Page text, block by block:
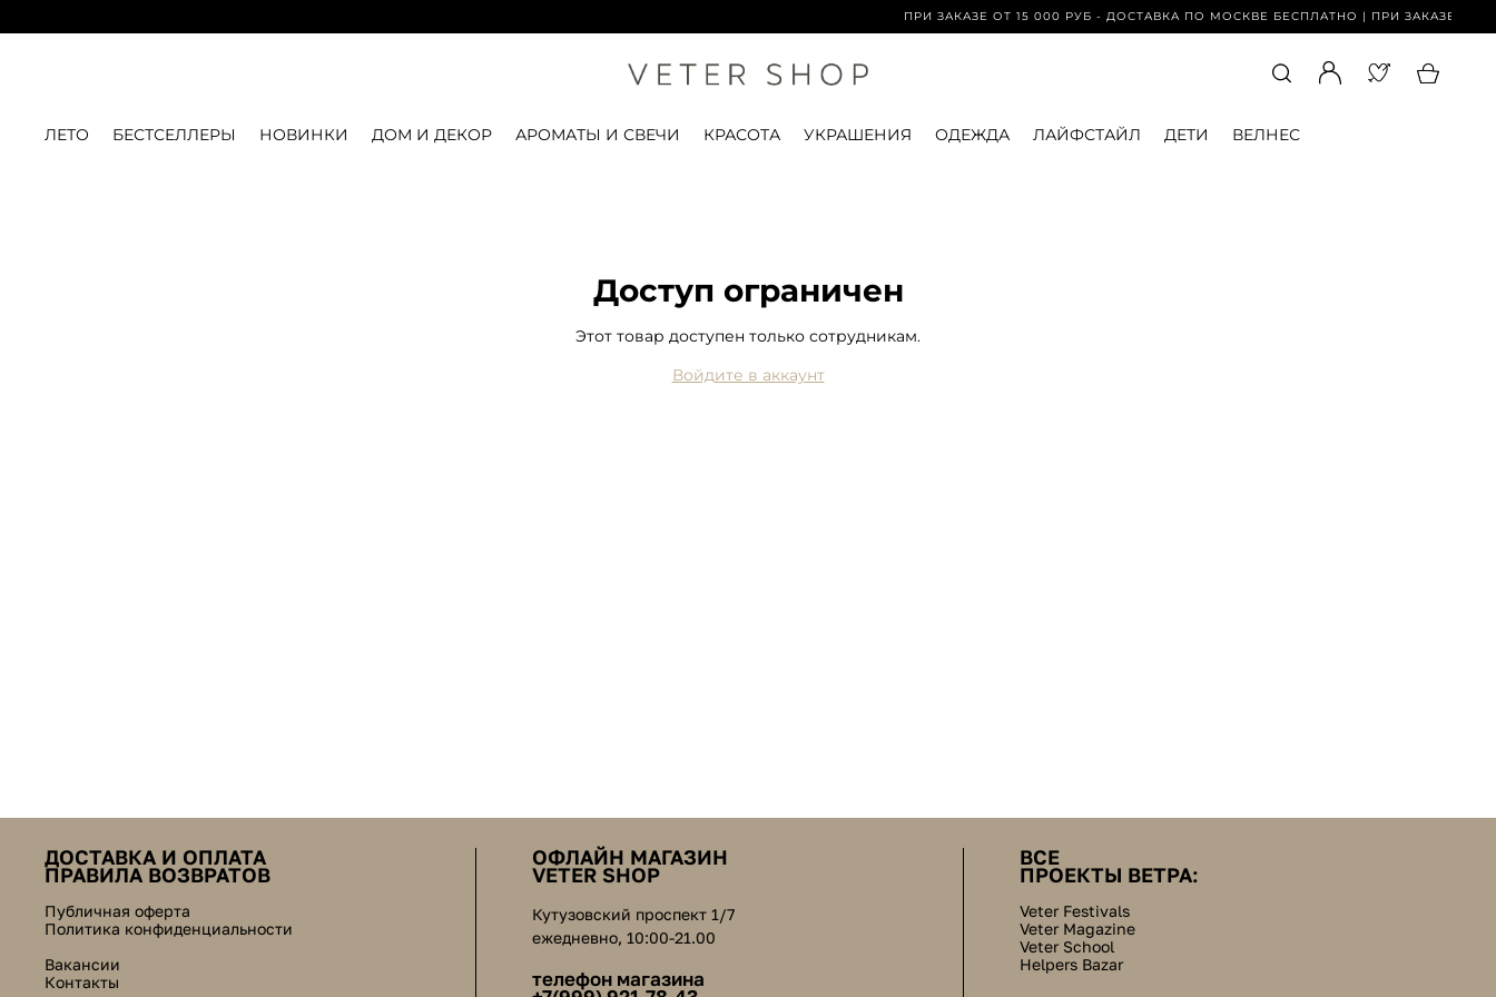
ПРИ ЗАКАЗЕ ОТ 15 000 РУБ - ДОСТАВКА ПО МОСКВЕ БЕСПЛАТНО | ПРИ ЗАКАЗЕ ОТ
ЛЕТО БЕСТСЕЛЛЕРЫ НОВИНКИ ДОМ И ДЕКОР АРОМАТЫ И СВЕЧИ КРАСОТА УКРАШЕНИЯ ОДЕЖДА ЛАЙФСТАЙЛ ДЕТИ ВЕЛНЕС
Доступ ограничен
Этот товар доступен только сотрудникам.
Войдите в аккаунт
ДОСТАВКА И ОПЛАТА
ПРАВИЛА ВОЗВРАТОВ
Публичная оферта
Политика конфиденциальности
Вакансии
Контакты
ОФЛАЙН МАГАЗИН
VETER SHOP
Кутузовский проспект 1/7
ежедневно, 10:00-21.00
телефон магазина
ВСЕ
ПРОЕКТЫ ВЕТРА:
Veter Festivals
Veter Magazine
Veter School
Helpers Bazar